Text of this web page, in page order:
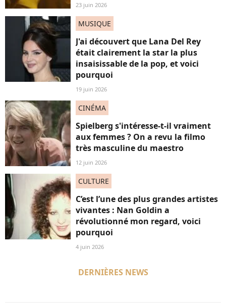
23 juin 2026
MUSIQUE
J'ai découvert que Lana Del Rey
était clairement la star la plus
insaisissable de la pop, et voici
pourquoi
19 juin 2026
CINÉMA
Spielberg s'intéresse-t-il vraiment
aux femmes ? On a revu la filmo
très masculine du maestro
12 juin 2026
CULTURE
C’est l’une des plus grandes artistes
vivantes : Nan Goldin a
révolutionné mon regard, voici
pourquoi
4 juin 2026
DERNIÈRES NEWS